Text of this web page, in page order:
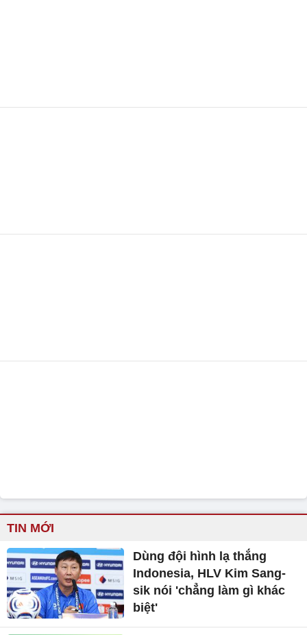
TIN MỚI
Dùng đội hình lạ thắng
Indonesia, HLV Kim Sang-
sik nói 'chẳng làm gì khác
biệt'